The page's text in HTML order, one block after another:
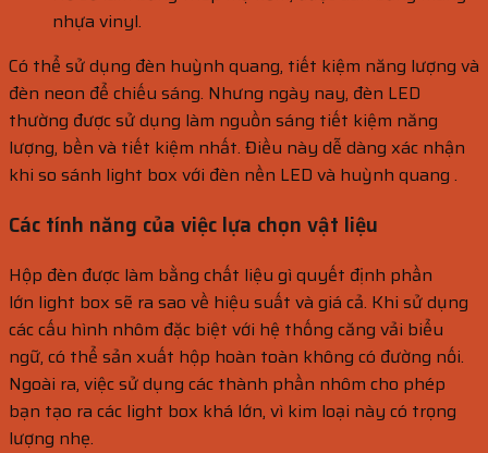
nhựa vinyl.
Có thể sử dụng đèn huỳnh quang, tiết kiệm năng lượng và
đèn neon để chiếu sáng. Nhưng ngày nay, đèn LED
thường được sử dụng làm nguồn sáng tiết kiệm năng
lượng, bền và tiết kiệm nhất. Điều này dễ dàng xác nhận
khi so sánh light box với đèn nền LED và huỳnh quang .
Các tính năng của việc lựa chọn vật liệu
Hộp đèn được làm bằng chất liệu gì quyết định phần
lớn light box sẽ ra sao về hiệu suất và giá cả. Khi sử dụng
các cấu hình nhôm đặc biệt với hệ thống căng vải biểu
ngữ, có thể sản xuất hộp hoàn toàn không có đường nối.
Ngoài ra, việc sử dụng các thành phần nhôm cho phép
bạn tạo ra các light box khá lớn, vì kim loại này có trọng
lượng nhẹ.